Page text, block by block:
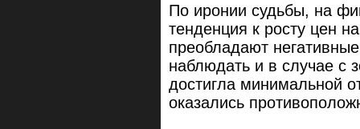
По иронии судьбы, на
тенденция к росту цен
преобладают
наблюдать и в случае с
достигла минимальной
оказались